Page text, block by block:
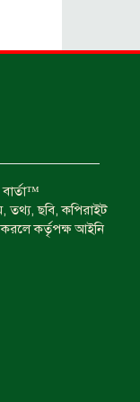
ক্রীড়া
তথ্য, ছবি, কপিরাইট
করলে কর্তৃপক্ষ আইনি